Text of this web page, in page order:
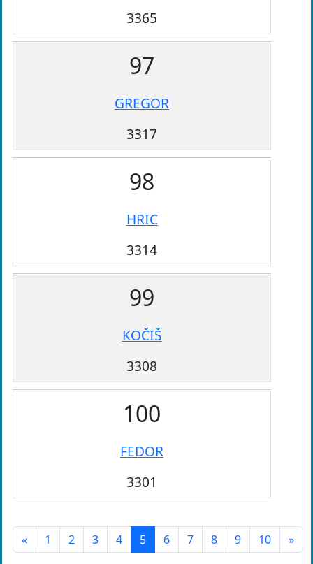
3365
97
GREGOR
3317
98
HRIC
3314
99
KOČIŠ
3308
100
FEDOR
3301
« 1 2 3 4 5 6 7 8 9 10 »